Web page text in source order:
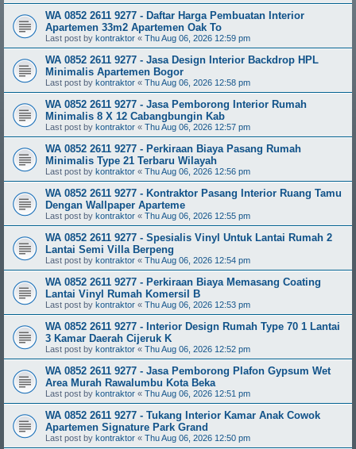
WA 0852 2611 9277 - Daftar Harga Pembuatan Interior
Apartemen 33m2 Apartemen Oak To
Last post by kontraktor « Thu Aug 06, 2026 12:59 pm
WA 0852 2611 9277 - Jasa Design Interior Backdrop HPL
Minimalis Apartemen Bogor
Last post by kontraktor « Thu Aug 06, 2026 12:58 pm
WA 0852 2611 9277 - Jasa Pemborong Interior Rumah
Minimalis 8 X 12 Cabangbungin Kab
Last post by kontraktor « Thu Aug 06, 2026 12:57 pm
WA 0852 2611 9277 - Perkiraan Biaya Pasang Rumah
Minimalis Type 21 Terbaru Wilayah
Last post by kontraktor « Thu Aug 06, 2026 12:56 pm
WA 0852 2611 9277 - Kontraktor Pasang Interior Ruang Tamu
Dengan Wallpaper Aparteme
Last post by kontraktor « Thu Aug 06, 2026 12:55 pm
WA 0852 2611 9277 - Spesialis Vinyl Untuk Lantai Rumah 2
Lantai Semi Villa Berpeng
Last post by kontraktor « Thu Aug 06, 2026 12:54 pm
WA 0852 2611 9277 - Perkiraan Biaya Memasang Coating
Lantai Vinyl Rumah Komersil B
Last post by kontraktor « Thu Aug 06, 2026 12:53 pm
WA 0852 2611 9277 - Interior Design Rumah Type 70 1 Lantai
3 Kamar Daerah Cijeruk K
Last post by kontraktor « Thu Aug 06, 2026 12:52 pm
WA 0852 2611 9277 - Jasa Pemborong Plafon Gypsum Wet
Area Murah Rawalumbu Kota Beka
Last post by kontraktor « Thu Aug 06, 2026 12:51 pm
WA 0852 2611 9277 - Tukang Interior Kamar Anak Cowok
Apartemen Signature Park Grand
Last post by kontraktor « Thu Aug 06, 2026 12:50 pm